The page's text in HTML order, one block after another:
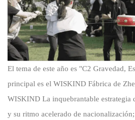
El tema de este año es "C2 Gravedad,
principal es el WISKIND Fábrica de
WISKIND La inquebrantable estrategia
y su ritmo acelerado de